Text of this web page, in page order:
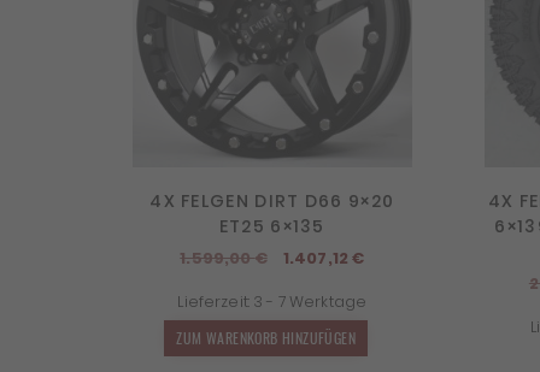
4X FELGEN DIRT D66 9×20
ET25 6×135
1.599,00€
Ursprünglicher
war:
1.599,00 €
1.407,12€Aktueller
ist:
Lieferzeit: 3 - 7 Werktage
ZUM WARENKORB HINZUFÜGEN
4X